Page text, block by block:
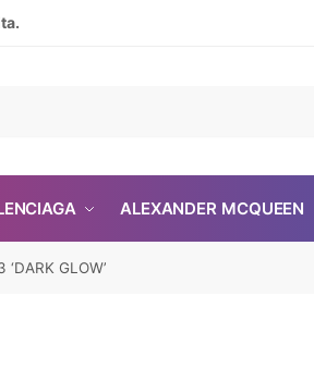
ALEXANDER MCQUEEN
GLOW’